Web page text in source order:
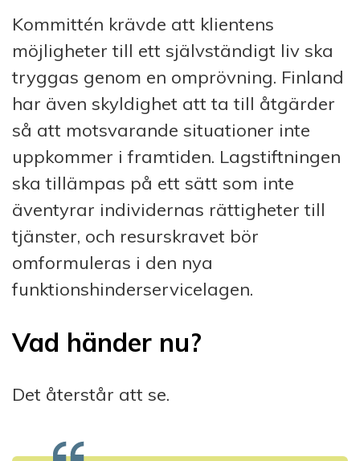
Kommittén krävde att klientens
möjligheter till ett självständigt liv ska
tryggas genom en omprövning. Finland
har även skyldighet att ta till åtgärder
så att motsvarande situationer inte
uppkommer i framtiden. Lagstiftningen
ska tillämpas på ett sätt som inte
äventyrar individernas rättigheter till
tjänster, och resurskravet bör
omformuleras i den nya
funktionshinderservicelagen.
Vad händer nu?
Det återstår att se.